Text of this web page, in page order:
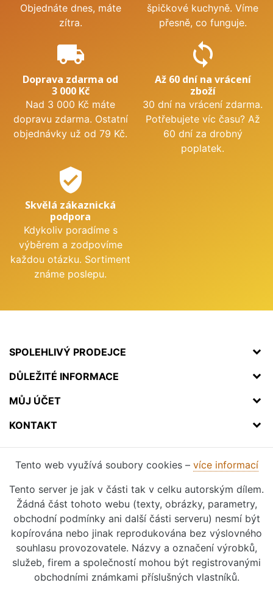
Objednáte dnes, máte
zítra.
špičkové kuchyně. Víme
přesně, co funguje.
local_shipping
Doprava zdarma od
3 000 Kč
Nad 3 000 Kč máte
dopravu zdarma. Ostatní
objednávky už od 79 Kč.
sync
Až 60 dní na vrácení
zboží
30 dní na vrácení zdarma.
Potřebujete víc času? Až
60 dní za drobný
poplatek.
verified_user
Skvělá zákaznická
podpora
Kdykoliv poradíme s
výběrem a zodpovíme
každou otázku. Sortiment
známe poslepu.
SPOLEHLIVÝ PRODEJCE
DŮLEŽITÉ INFORMACE
MŮJ ÚČET
KONTAKT
Tento web využívá soubory cookies – více informací
Tento server je jak v části tak v celku autorským dílem.
Žádná část tohoto webu (texty, obrázky, parametry,
obchodní podmínky ani další části serveru) nesmí být
kopírována nebo jinak reprodukována bez výslovného
souhlasu provozovatele. Názvy a označení výrobků,
služeb, firem a společností mohou být registrovanými
obchodními známkami příslušných vlastníků.